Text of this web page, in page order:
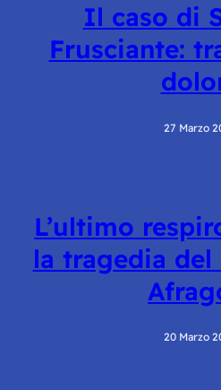
Il caso di
Frusciante:
27 Marzo
L’ultimo
la tragedia
20 Marzo